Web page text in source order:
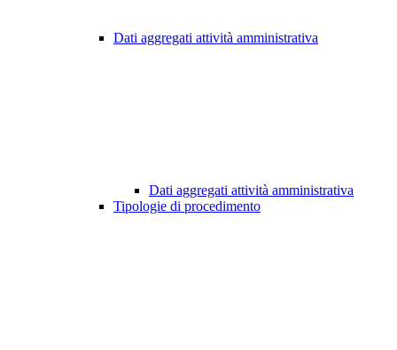
Dati aggregati attività amministrativa
Dati aggregati attività amministrativa
Tipologie di procedimento